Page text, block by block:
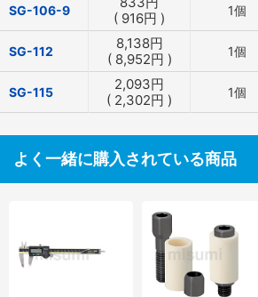
SG-106-9
( 916円 ) 1個
SG-112 8,138円
( 8,952円 ) 1個
SG-115 2,093円
( 2,302円 ) 1個
よく一緒に購入されている商品